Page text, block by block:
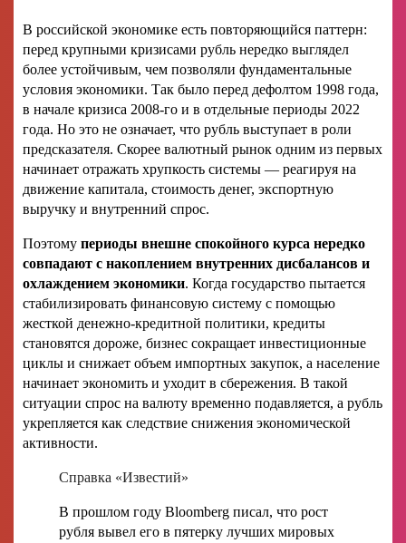
В российской экономике есть повторяющийся паттерн:
перед крупными кризисами рубль нередко выглядел
более устойчивым, чем позволяли фундаментальные
условия экономики. Так было перед дефолтом 1998 года,
в начале кризиса 2008-го и в отдельные периоды 2022
года. Но это не означает, что рубль выступает в роли
предсказателя. Скорее валютный рынок одним из первых
начинает отражать хрупкость системы — реагируя на
движение капитала, стоимость денег, экспортную
выручку и внутренний спрос.
Поэтому периоды внешне спокойного курса нередко
совпадают с накоплением внутренних дисбалансов и
охлаждением экономики. Когда государство пытается
стабилизировать финансовую систему с помощью
жесткой денежно-кредитной политики, кредиты
становятся дороже, бизнес сокращает инвестиционные
циклы и снижает объем импортных закупок, а население
начинает экономить и уходит в сбережения. В такой
ситуации спрос на валюту временно подавляется, а рубль
укрепляется как следствие снижения экономической
активности.
Справка «Известий»
В прошлом году Bloomberg писал, что рост
рубля вывел его в пятерку лучших мировых